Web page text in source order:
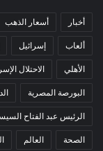
أخبار أسعار الذهب
ألعاب إسرائيل
الأهلي الاحتلال
البورصة المصرية
الرئيس عبد الفتاح
الصحة العالم